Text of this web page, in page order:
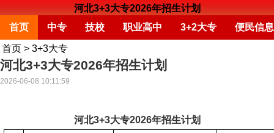
河北3+3大专2026年招生计划
首页
中专 技校 职业高中 3+2大专 便民信息
首页 > 3+3大专
河北3+3大专2026年招生计划
2026-06-08 10:11:59
河北3+3大专2026年招生计划